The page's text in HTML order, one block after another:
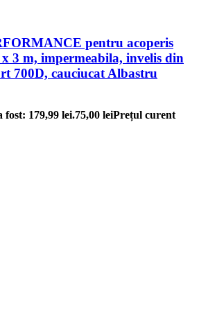
pentru acoperis
3 m, impermeabila, invelis din
700D, cauciucat Albastru
179,99 lei.75,00 leiPrețul curent